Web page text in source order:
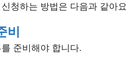
청하는 방법은 다음과 같아
비
준비해야 합니다.